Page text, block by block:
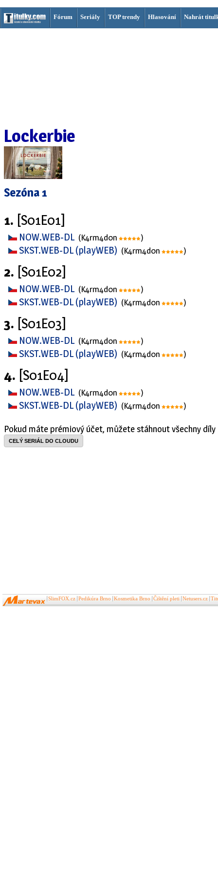
Fórum Seriály TOP trendy Hlasování Nahrát
Lockerbie
Sezóna 1
1. [S01E01]
NOW.WEB-DL (K4rm4d0n )
SKST.WEB-DL (playWEB) (K4rm4d0n )
2. [S01E02]
NOW.WEB-DL (K4rm4d0n )
SKST.WEB-DL (playWEB) (K4rm4d0n )
3. [S01E03]
NOW.WEB-DL (K4rm4d0n )
SKST.WEB-DL (playWEB) (K4rm4d0n )
4. [S01E04]
NOW.WEB-DL (K4rm4d0n )
SKST.WEB-DL (playWEB) (K4rm4d0n )
Pokud máte prémiový účet, můžete stáhnout všechny díly
CELÝ SERIÁL DO CLOUDU
SlimFOX.cz Pedikúra Brno Kosmetika Brno Čištění pleti Netusers.cz